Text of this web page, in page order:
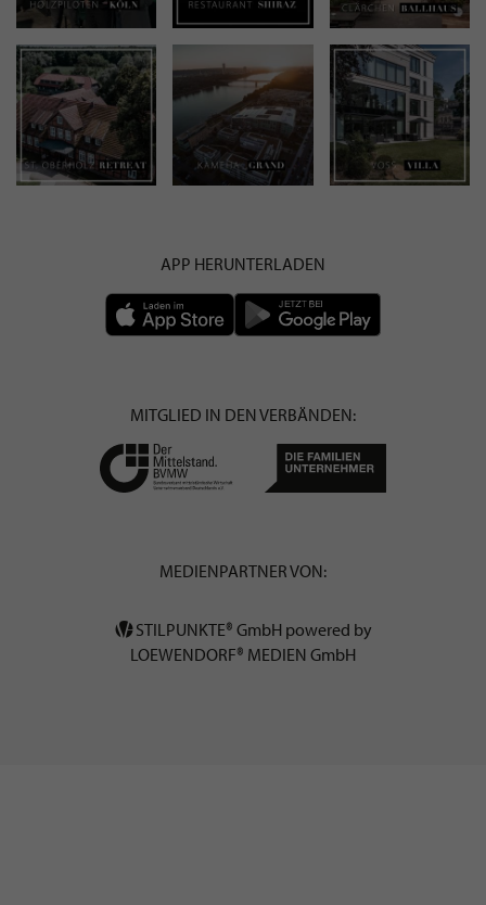
APP HERUNTERLADEN
MITGLIED IN DEN VERBÄNDEN:
MEDIENPARTNER VON:
STILPUNKTE® GmbH powered by
LOEWENDORF® MEDIEN GmbH